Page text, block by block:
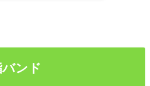
ンド